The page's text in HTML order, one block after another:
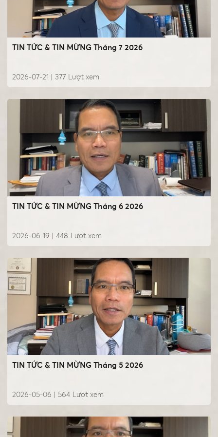
TIN TỨC & TIN MỪNG Tháng 7 2026
2026-07-21 | Lượt xem
377
TIN TỨC & TIN MỪNG Tháng 6 2026
2026-06-19 | Lượt xem
448
TIN TỨC & TIN MỪNG Tháng 5 2026
2026-05-06 | Lượt xem
564